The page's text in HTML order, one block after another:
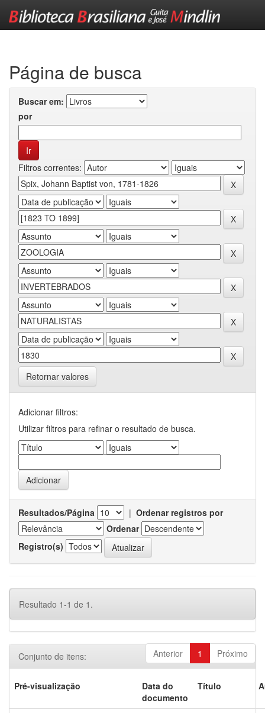
Página de busca
Buscar em:
por
Filtros correntes:
Retornar valores
Adicionar filtros:
Utilizar filtros para refinar o resultado de busca.
Resultados/Página | Ordenar registros por
Ordenar
Registro(s)
Resultado 1-1 de 1.
Anterior 1 Próximo
Conjunto de itens:
Pré-visualização
Data do
documento
Título